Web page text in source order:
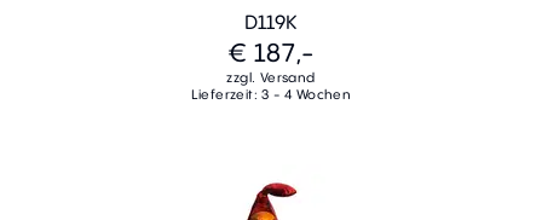
D119K
€ 187,-
zzgl. Versand
Lieferzeit: 3 - 4 Wochen